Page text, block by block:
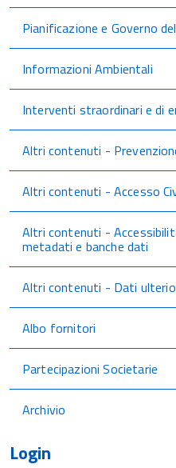
Pianificazione e Governo
Informazioni Ambientali
Interventi straordinari e di
Altri contenuti -
Altri contenuti - Accesso
Altri contenuti -
metadati e banche dati
Altri contenuti - Dati
Albo fornitori
Partecipazioni Societarie
Archivio
Login